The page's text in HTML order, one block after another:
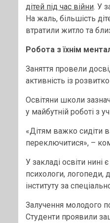
дітей під час війни. У
На жаль, більшість
втратили житло та
Робота з їхнім
Заняття провели
активність із
Освітяни школи
у майбутній роботі з
«Дітям важко сидіти
переключитися», –
У закладі освіти нині
психологи, логопеди,
інституту за
Залучення молодого
Студенти проявили